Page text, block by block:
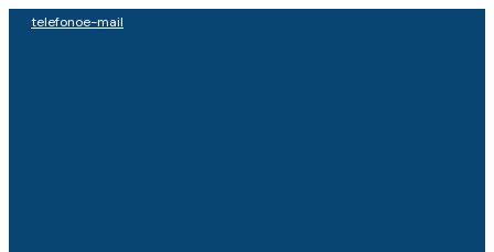
telefonoe-mail